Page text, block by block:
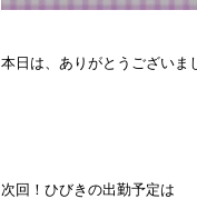
本日は、ありがとうございま
次回！ひびきの出勤予定は